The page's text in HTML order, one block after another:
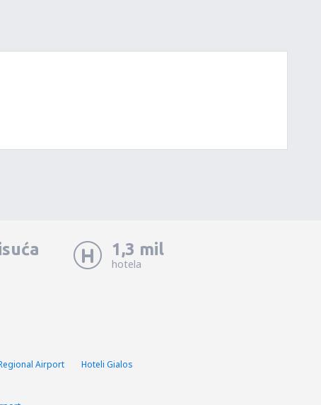
1,3 mil
hotela
Airport
Hoteli Gialos